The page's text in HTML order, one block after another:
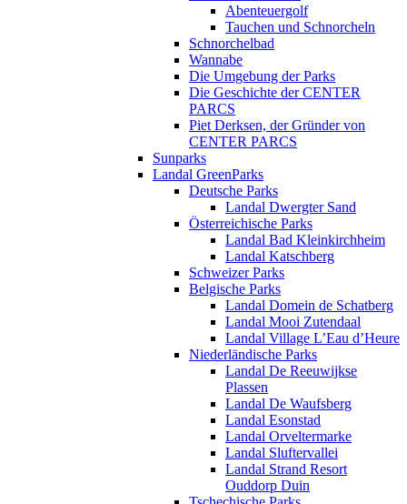
Abenteuergolf
Tauchen und Schnorcheln
Schnorchelbad
Wannabe
Die Umgebung der Parks
Die Geschichte der CENTER
PARCS
Piet Derksen, der Gründer von
CENTER PARCS
Sunparks
Landal GreenParks
Deutsche Parks
Landal Dwergter Sand
Österreichische Parks
Landal Bad Kleinkirchheim
Landal Katschberg
Schweizer Parks
Belgische Parks
Landal Domein de Schatberg
Landal Mooi Zutendaal
Landal Village L’Eau d’Heure
Niederländische Parks
Landal De Reeuwijkse
Plassen
Landal De Waufsberg
Landal Esonstad
Landal Orveltermarke
Landal Sluftervallei
Landal Strand Resort
Ouddorp Duin